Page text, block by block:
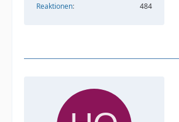
Reaktionen 484